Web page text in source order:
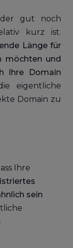
gut noch
kurz ist.
Länge für
möchten und
Ihre Domain
eigentliche
Domain zu
Ihre
sein